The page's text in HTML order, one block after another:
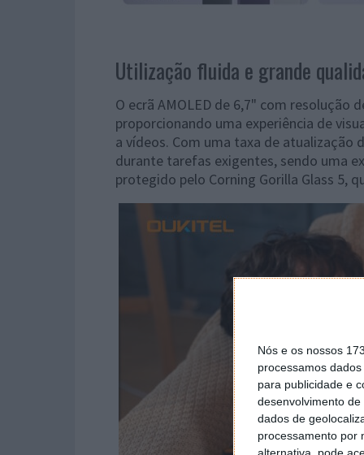
Nós e os nossos
processamos
para publicidade e
desenvolvimento de
dados de
processamento por
Utilização fluida e grande
O ecrã AMOLED de 6,7" com resolução
proporcionando uma experiência de
a vídeos. Com uma taxa de atualização
durante tarefas exigentes, sendo uma
protegido pelo Corning Gorilla Glass 5,